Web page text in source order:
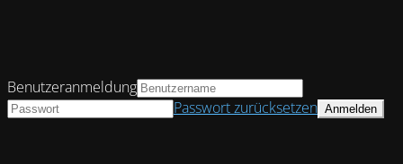
Benutzeranmeldung
Passwort zurücksetzen